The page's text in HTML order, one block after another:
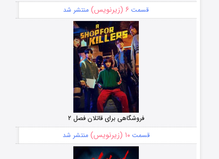
قسمت ۶ (زیرنویس) منتشر شد
فروشگاهی برای قاتلان فصل ۲
قسمت۱۰ (زیرنویس) منتشر شد